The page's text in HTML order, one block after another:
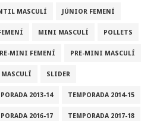
MASCULÍ JÚNIOR FEMENÍ
MINI MASCULÍ POLLETS
MINI FEMENÍ PRE-MINI MASCULÍ
SLIDER
2013-14 TEMPORADA 2014-15
2016-17 TEMPORADA 2017-18